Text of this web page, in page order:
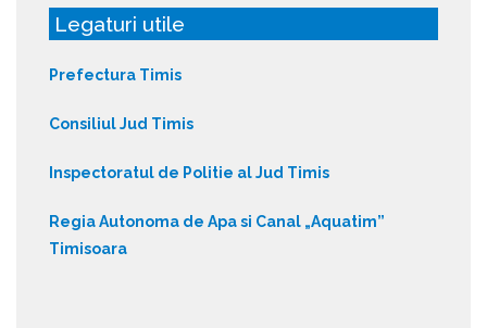
Legaturi utile
Prefectura Timis
Consiliul Jud Timis
Inspectoratul de Politie al Jud Timis
Regia Autonoma de Apa si Canal „Aquatim”
Timisoara